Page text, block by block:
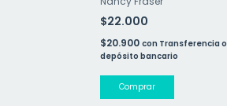
$22.000
$20.900 con Transferencia o
depósito bancario